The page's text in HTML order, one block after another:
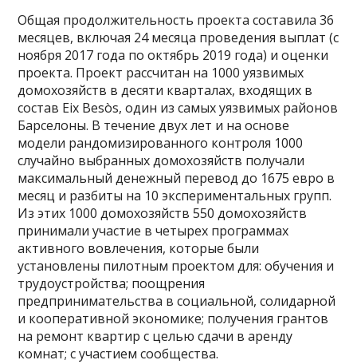
Общая продолжительность проекта составила 36
месяцев, включая 24 месяца проведения выплат (с
ноября 2017 года по октябрь 2019 года) и оценки
проекта. Проект рассчитан на 1000 уязвимых
домохозяйств в десяти кварталах, входящих в
состав Eix Besòs, один из самых уязвимых районов
Барселоны. В течение двух лет и на основе
модели рандомизированного контроля 1000
случайно выбранных домохозяйств получали
максимальный денежный перевод до 1675 евро в
месяц и разбиты на 10 экспериментальных групп.
Из этих 1000 домохозяйств 550 домохозяйств
принимали участие в четырех программах
активного вовлечения, которые были
установлены пилотным проектом для: обучения и
трудоустройства; поощрения
предпринимательства в социальной, солидарной
и кооперативной экономике; получения грантов
на ремонт квартир с целью сдачи в аренду
комнат; с участием сообщества.